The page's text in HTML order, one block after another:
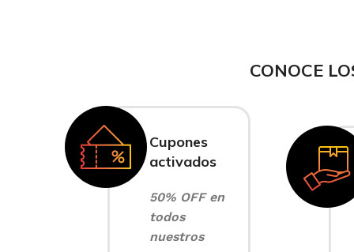
CONOCE
Cupones
activados
50% OFF en
todos
nuestros